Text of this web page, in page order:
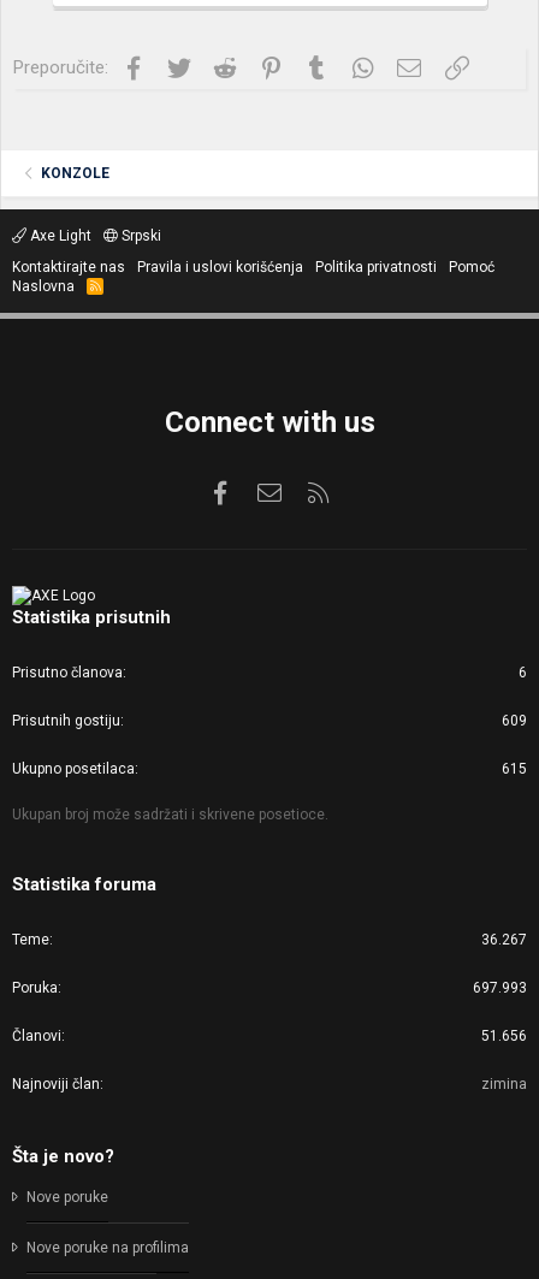
Preporučite: Facebook
Twitter Reddit PinterestTumblrWhatsApp
Imejl Link
KONZOLE
Axe Light
Srpski
Kontaktirajte nas
Pravila i uslovi korišćenja Politika privatnosti
Pomoć
Naslovna
R
S
Connect with us
FacebookKontaktirajte nas
Statistika prisutnih
Prisutno članova 6
Prisutnih gostiju 609
Ukupno posetilaca 615
Ukupan broj može sadržati i skrivene posetioce.
Statistika foruma
Teme 36.267
Poruka 697.993
Članovi 51.656
Najnoviji član zimina
Šta je novo?
Nove poruke
Nove poruke na profilima